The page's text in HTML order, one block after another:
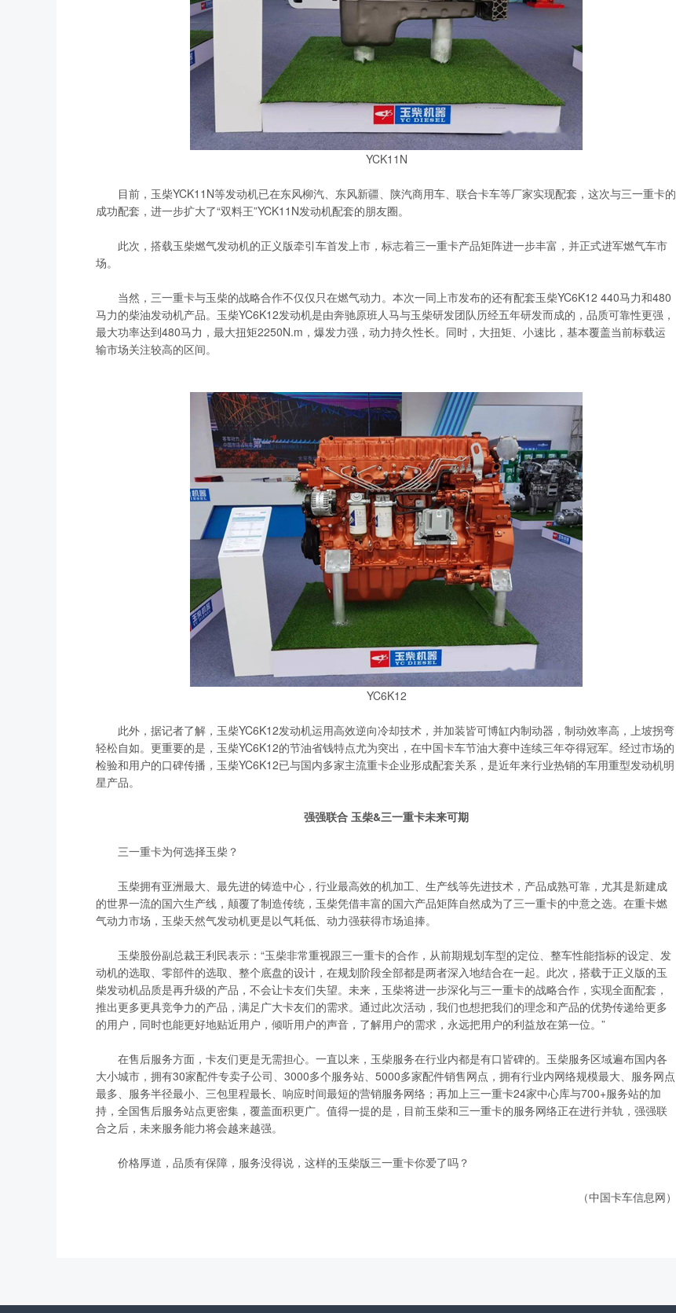
YCK11N
目前，玉柴YCK11N等发动机已在东风柳汽、东风新疆、陕汽商用车、联合卡车等厂家实现配套，这次与三一重卡的
成功配套，进一步扩大了“双料王”YCK11N发动机配套的朋友圈。
此次，搭载玉柴燃气发动机的正义版牵引车首发上市，标志着三一重卡产品矩阵进一步丰富，并正式进军燃气车市
场。
当然，三一重卡与玉柴的战略合作不仅仅只在燃气动力。本次一同上市发布的还有配套玉柴YC6K12 440马力和480
马力的柴油发动机产品。玉柴YC6K12发动机是由奔驰原班人马与玉柴研发团队历经五年研发而成的，品质可靠性更强，
最大功率达到480马力，最大扭矩2250N.m，爆发力强，动力持久性长。同时，大扭矩、小速比，基本覆盖当前标载运
输市场关注较高的区间。
YC6K12
此外，据记者了解，玉柴YC6K12发动机运用高效逆向冷却技术，并加装皆可博缸内制动器，制动效率高，上坡拐弯
轻松自如。更重要的是，玉柴YC6K12的节油省钱特点尤为突出，在中国卡车节油大赛中连续三年夺得冠军。经过市场的
检验和用户的口碑传播，玉柴YC6K12已与国内多家主流重卡企业形成配套关系，是近年来行业热销的车用重型发动机明
星产品。
强强联合 玉柴&三一重卡未来可期
三一重卡为何选择玉柴？
玉柴拥有亚洲最大、最先进的铸造中心，行业最高效的机加工、生产线等先进技术，产品成熟可靠，尤其是新建成
的世界一流的国六生产线，颠覆了制造传统，玉柴凭借丰富的国六产品矩阵自然成为了三一重卡的中意之选。在重卡燃
气动力市场，玉柴天然气发动机更是以气耗低、动力强获得市场追捧。
玉柴股份副总裁王利民表示：“玉柴非常重视跟三一重卡的合作，从前期规划车型的定位、整车性能指标的设定、发
动机的选取、零部件的选取、整个底盘的设计，在规划阶段全部都是两者深入地结合在一起。此次，搭载于正义版的玉
柴发动机品质是再升级的产品，不会让卡友们失望。未来，玉柴将进一步深化与三一重卡的战略合作，实现全面配套，
推出更多更具竞争力的产品，满足广大卡友们的需求。通过此次活动，我们也想把我们的理念和产品的优势传递给更多
的用户，同时也能更好地贴近用户，倾听用户的声音，了解用户的需求，永远把用户的利益放在第一位。”
在售后服务方面，卡友们更是无需担心。一直以来，玉柴服务在行业内都是有口皆碑的。玉柴服务区域遍布国内各
大小城市，拥有30家配件专卖子公司、3000多个服务站、5000多家配件销售网点，拥有行业内网络规模最大、服务网点
最多、服务半径最小、三包里程最长、响应时间最短的营销服务网络；再加上三一重卡24家中心库与700+服务站的加
持，全国售后服务站点更密集，覆盖面积更广。值得一提的是，目前玉柴和三一重卡的服务网络正在进行并轨，强强联
合之后，未来服务能力将会越来越强。
价格厚道，品质有保障，服务没得说，这样的玉柴版三一重卡你爱了吗？
（中国卡车信息网）